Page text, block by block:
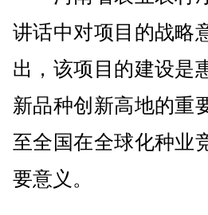
讲话中对项目的战略
出，该项目的建设是
新品种创新高地的重
至全国在全球化种业
要意义。